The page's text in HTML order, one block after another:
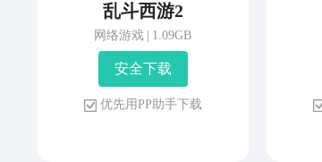
乱斗西游2
网络游戏 1.09GB
安 全 下 载
优 先 用 P P 助 手 下 载